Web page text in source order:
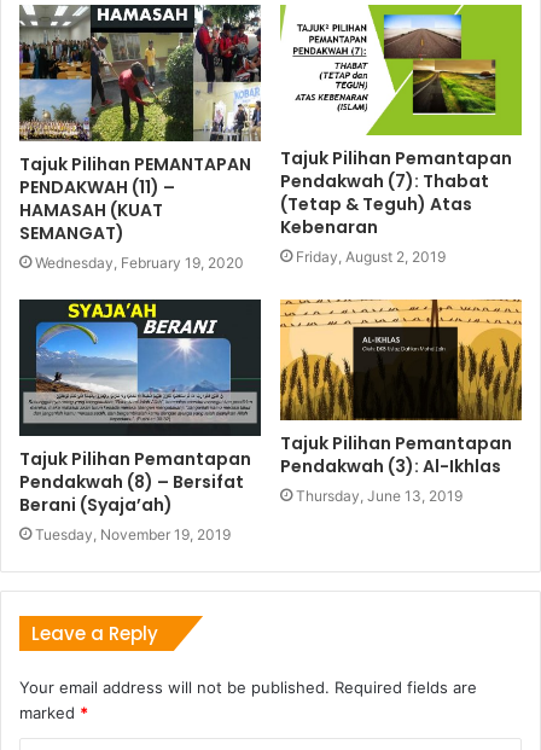
Tajuk Pilihan PEMANTAPAN
PENDAKWAH (11) –
HAMASAH (KUAT
SEMANGAT)
Wednesday, February 19, 2020
Tajuk Pilihan Pemantapan
Pendakwah (7): Thabat
(Tetap & Teguh) Atas
Kebenaran
Friday, August 2, 2019
Tajuk Pilihan Pemantapan
Pendakwah (8) – Bersifat
Berani (Syaja’ah)
Tuesday, November 19, 2019
Tajuk Pilihan Pemantapan
Pendakwah (3): Al-Ikhlas
Thursday, June 13, 2019
Leave a Reply
Your email address will not be published. Required fields are
marked *